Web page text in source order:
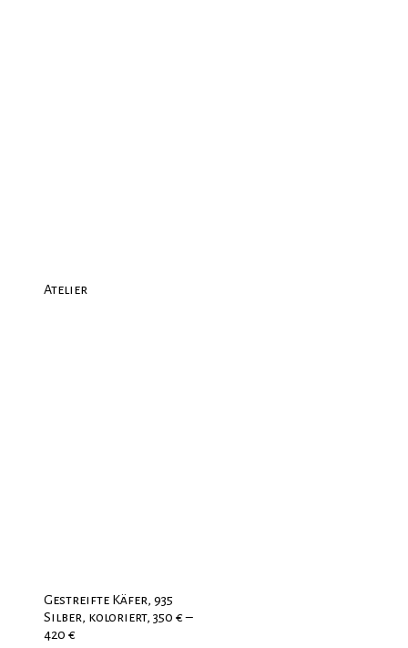
Atelier
Gestreifte Käfer, 935
Silber, koloriert, 350 € –
420 €